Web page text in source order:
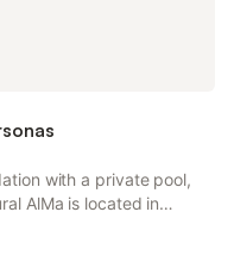
with a private pool,
AlMa is located in
a terrace, free private